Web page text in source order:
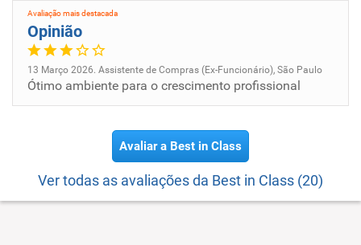
Avaliação mais destacada
Opinião
13 Março 2026. Assistente de Compras (Ex-Funcionário), São Paulo
Ótimo ambiente para o crescimento profissional
Avaliar a Best in Class
Ver todas as avaliações da Best in Class (20)